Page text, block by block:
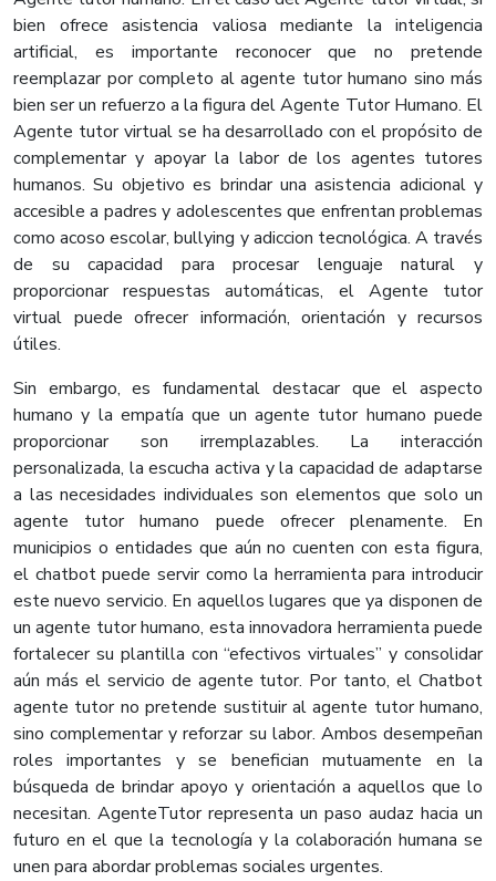
bien ofrece asistencia valiosa mediante la inteligencia
artificial, es importante reconocer que no pretende
reemplazar por completo al agente tutor humano sino más
bien ser un refuerzo a la figura del Agente Tutor Humano. El
Agente tutor virtual se ha desarrollado con el propósito de
complementar y apoyar la labor de los agentes tutores
humanos. Su objetivo es brindar una asistencia adicional y
accesible a padres y adolescentes que enfrentan problemas
como acoso escolar, bullying y adiccion tecnológica. A través
de su capacidad para procesar lenguaje natural y
proporcionar respuestas automáticas, el Agente tutor
virtual puede ofrecer información, orientación y recursos
útiles.
Sin embargo, es fundamental destacar que el aspecto
humano y la empatía que un agente tutor humano puede
proporcionar son irremplazables. La interacción
personalizada, la escucha activa y la capacidad de adaptarse
a las necesidades individuales son elementos que solo un
agente tutor humano puede ofrecer plenamente. En
municipios o entidades que aún no cuenten con esta figura,
el chatbot puede servir como la herramienta para introducir
este nuevo servicio. En aquellos lugares que ya disponen de
un agente tutor humano, esta innovadora herramienta puede
fortalecer su plantilla con “efectivos virtuales” y consolidar
aún más el servicio de agente tutor. Por tanto, el Chatbot
agente tutor no pretende sustituir al agente tutor humano,
sino complementar y reforzar su labor. Ambos desempeñan
roles importantes y se benefician mutuamente en la
búsqueda de brindar apoyo y orientación a aquellos que lo
necesitan. AgenteTutor representa un paso audaz hacia un
futuro en el que la tecnología y la colaboración humana se
unen para abordar problemas sociales urgentes.